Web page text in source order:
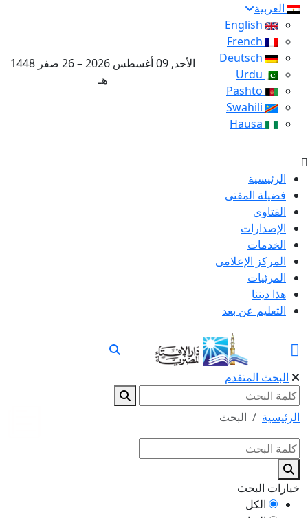
العربية
الأحد, 09 أغسطس 2026 – 26 صفر 1448
هـ
الرئيسية
فضيلة المفتى
الفتاوى
الإصدارات
الخدمات
المركز الإعلامى
المرئيات
هذا ديننا
التعليم عن بعد
البحث المتقدم
الرئيسية البحث
خيارات البحث
الكل